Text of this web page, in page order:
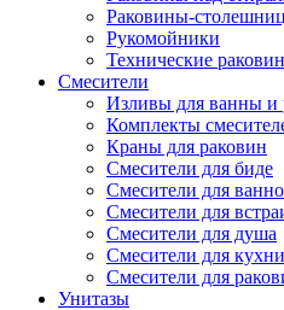
Раковины-
Рукомойники
Технические
Смесители
Изливы для ванны и
Комплекты
Краны для раковин
Смесители для биде
Смесители для
Смесители для
Смесители для душа
Смесители для кухни
Смесители для
Унитазы